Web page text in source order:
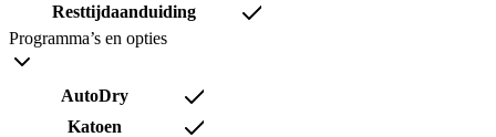
Resttijdaanduiding
Programma’s en opties
AutoDry
Katoen